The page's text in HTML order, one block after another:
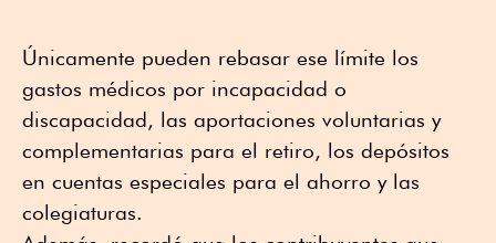
Únicamente pueden rebasar ese límite los
gastos médicos por incapacidad o
discapacidad, las aportaciones voluntarias y
complementarias para el retiro, los depósitos
en cuentas especiales para el ahorro y las
colegiaturas.